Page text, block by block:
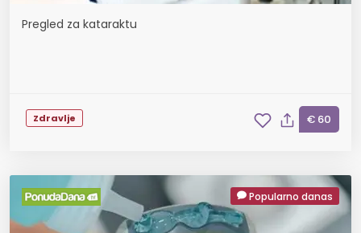
Pregled za kataraktu
Zdravlje € 60
Popularno danas